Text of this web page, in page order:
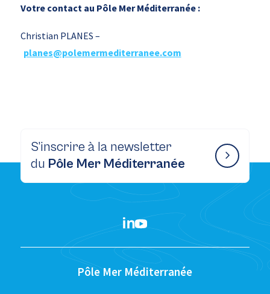
Votre contact au Pôle Mer Méditerranée :
Christian PLANES –
planes@polemermediterranee.com
S’inscrire à la newsletter
du Pôle Mer Méditerranée
Pôle Mer Méditerranée